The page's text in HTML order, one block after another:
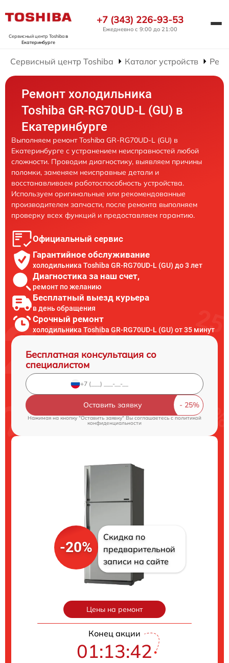
Сервисный центр Toshibaв
Екатеринбурге
+7 (343) 226-93-53
Ежедневно с 9:00 до 21:00
Сервисный центр Toshiba Каталог устройств
Ремонт холодильника
Toshiba GR-RG70UD-L (GU) в
Екатеринбурге
Выполняем ремонт Toshiba GR-RG70UD-L (GU) в
Екатеринбурге с устранением неисправностей любой
сложности. Проводим диагностику, выявляем причины
поломки, заменяем неисправные детали и
восстанавливаем работоспособность устройства.
Используем оригинальные или рекомендованные
производителем запчасти, после ремонта выполняем
проверку всех функций и предоставляем гарантию.
Официальный сервис
Гарантийное обслуживание
холодильника Toshiba GR-RG70UD-L (GU) до 3 лет
Диагностика за наш счет,
ремонт по желанию
Бесплатный выезд курьера
в день обращения
Срочный ремонт
холодильника Toshiba GR-RG70UD-L (GU) от 35 минут
Бесплатная консультация со
специалистом
Оставить заявку
Нажимая на кнопку "Оставить заявку" Вы соглашаетесь cполитикой
конфиденциальности
-20%
Скидка по
предварительной
записи на сайте
Цены на ремонт
Конец акции
01:13:41